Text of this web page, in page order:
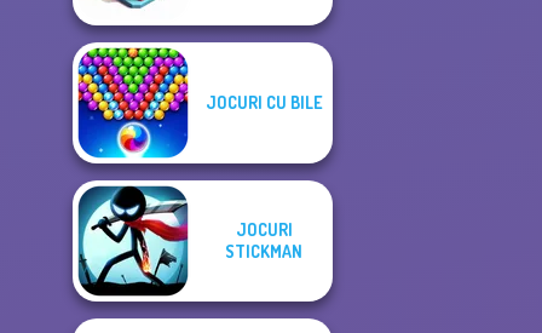
JOCURI CU BILE
JOCURI
STICKMAN